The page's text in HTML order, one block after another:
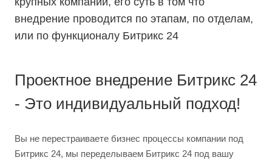
внедрение проводится по этапам, по отделам,
или по функционалу Битрикс 24
Проектное внедрение Битрикс 24
- Это индивидуальный подход!
Вы не перестраиваете бизнес процессы компании под
Битрикс 24, мы переделываем Битрикс 24 под вашу